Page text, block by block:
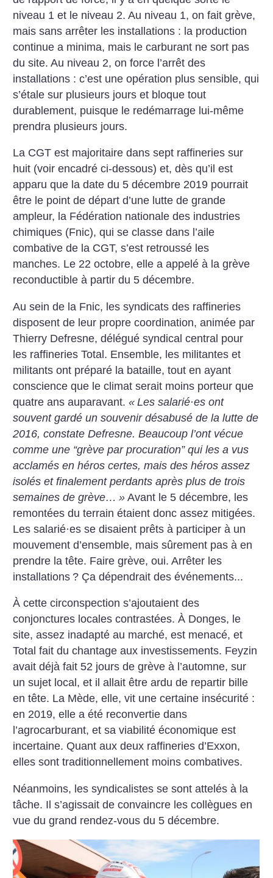
niveau 1 et le niveau 2. Au niveau 1, on fait grève,
mais sans arrêter les installations : la production
continue a minima, mais le carburant ne sort pas
du site. Au niveau 2, on force l’arrêt des
installations : c’est une opération plus sensible, qui
s’étale sur plusieurs jours et bloque tout
durablement, puisque le redémarrage lui-même
prendra plusieurs jours.
La CGT est majoritaire dans sept raffineries sur
huit (voir encadré ci-dessous) et, dès qu’il est
apparu que la date du 5 décembre 2019 pourrait
être le point de départ d’une lutte de grande
ampleur, la Fédération nationale des industries
chimiques (Fnic), qui se classe dans l’aile
combative de la CGT, s’est retroussé les
manches. Le 22 octobre, elle a appelé à la grève
reconductible à partir du 5 décembre.
Au sein de la Fnic, les syndicats des raffineries
disposent de leur propre coordination, animée par
Thierry Defresne, délégué syndical central pour
les raffineries Total. Ensemble, les militantes et
militants ont préparé la bataille, tout en ayant
conscience que le climat serait moins porteur que
quatre ans auparavant.« Les salarié·es ont
souvent ­gardé un souvenir désabusé de la lutte de
2016, constate Defresne. Beaucoup l’ont vécue
comme une “grève par procuration” qui les a vus
acclamés en héros certes, mais des héros assez
isolés et finalement perdants après plus de trois
semaines de grève… » Avant le 5 décembre, les
remontées du terrain étaient donc assez mitigées.
Les salarié·es se disaient prêts à participer à un
mouvement d’ensemble, mais sûrement pas à en
prendre la tête. Faire grève, oui. Arrêter les
installations ? Ça dépendrait des événements...
À cette circonspection s’ajoutaient des
conjonctures locales contrastées. À Donges, le
site, assez inadapté au marché, est menacé, et
Total fait du chantage aux investissements. Feyzin
avait déjà fait 52 jours de grève à l’automne, sur
un sujet local, et il allait être ardu de repartir bille
en tête. La Mède, elle, vit une certaine insécurité :
en 2019, elle a été reconvertie dans
l’agrocarburant, et sa viabilité économique est
incertaine. Quant aux deux raffineries d’Exxon,
elles sont traditionnellement moins combatives.
Néanmoins, les syndicalistes se sont attelés à la
tâche. Il s’agissait de convaincre les collègues en
vue du grand rendez-vous du 5 décembre.